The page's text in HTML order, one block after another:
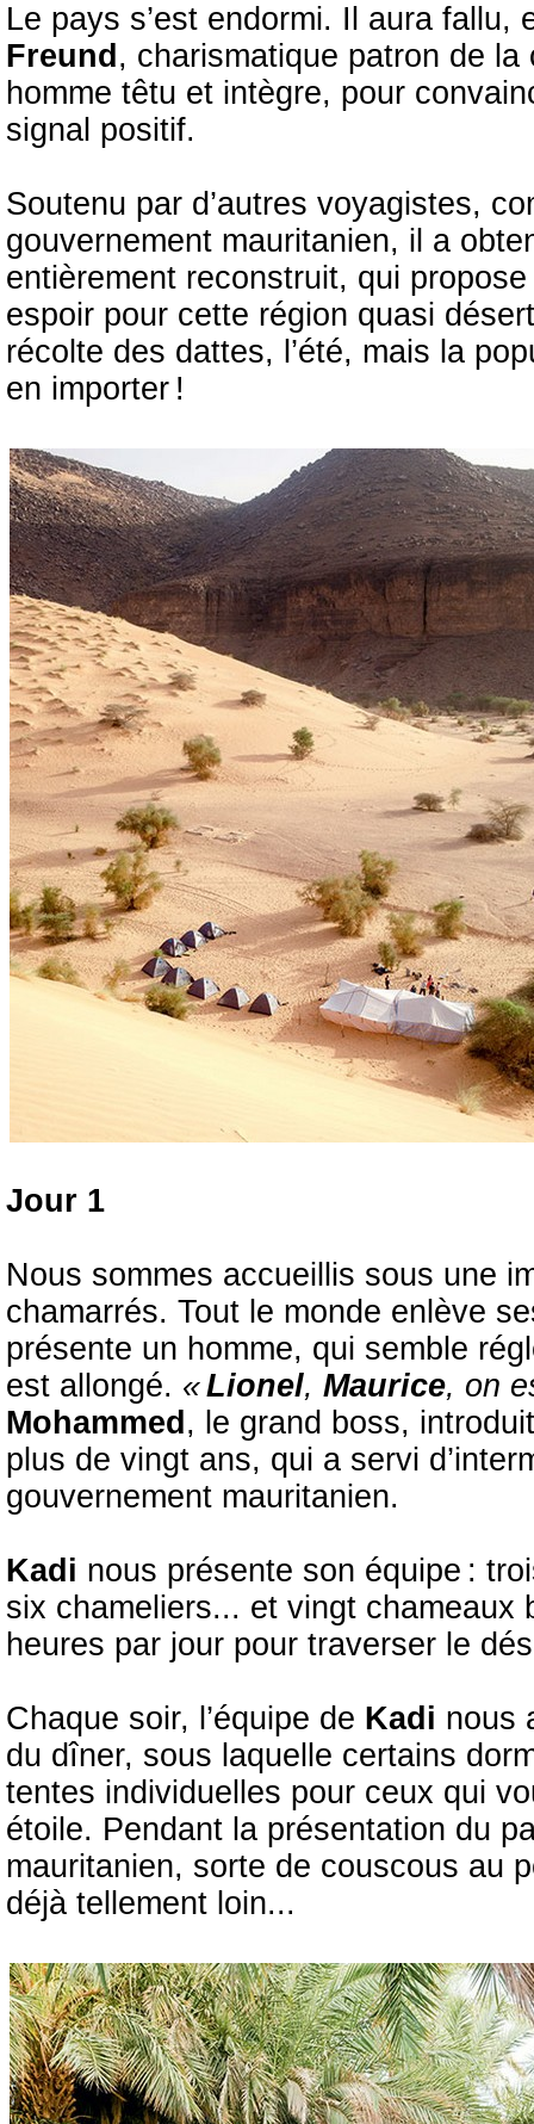
Le pays s’est endormi. Il aura fallu,
Freund , charismatique patron de
homme têtu et intègre, pour
signal positif.
Soutenu par d’autres voyagistes,
gouvernement mauritanien, il a
entièrement reconstruit, qui
espoir pour cette région quasi
récolte des dattes, l’été, mais la
en importer !
Jour 1
Nous sommes accueillis sous une
chamarrés. Tout le monde enlève
présente un homme, qui semble
est allongé. «Lionel, Maurice, on
Mohammed , le grand boss,
plus de vingt ans, qui a servi
gouvernement mauritanien.
Kadi nous présente son équipe :
six chameliers... et vingt
heures par jour pour traverser le
Chaque soir, l’équipe de Kadi nous
du dîner, sous laquelle certains
tentes individuelles pour ceux qui
étoile. Pendant la présentation du
mauritanien, sorte de couscous au
déjà tellement loin...